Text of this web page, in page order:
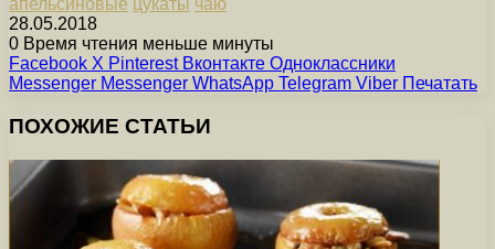
апельсиновые цукаты чаю
28.05.2018
0 Время чтения меньше минуты
Facebook X Pinterest Вконтакте Одноклассники
Messenger Messenger WhatsApp Telegram Viber Печатать
ПОХОЖИЕ СТАТЬИ